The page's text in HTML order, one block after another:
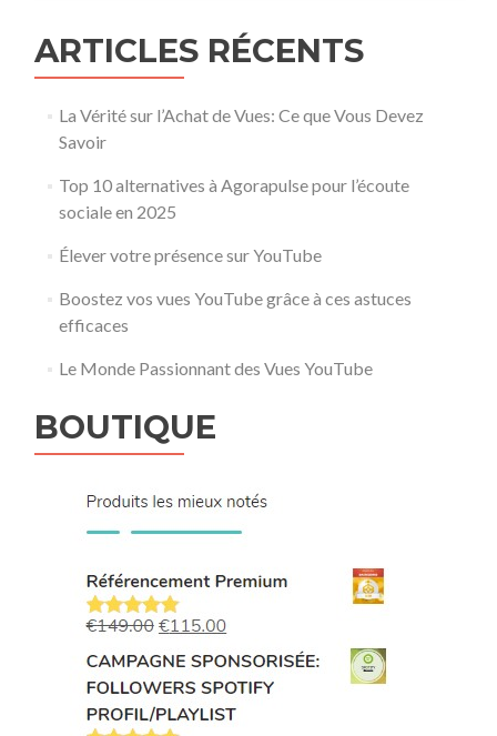
ARTICLES RÉCENTS
La Vérité sur l’Achat de Vues: Ce que Vous Devez
Savoir
Top 10 alternatives à Agorapulse pour l’écoute
sociale en 2025
Élever votre présence sur YouTube
Boostez vos vues YouTube grâce à ces astuces
efficaces
Le Monde Passionnant des Vues YouTube
BOUTIQUE